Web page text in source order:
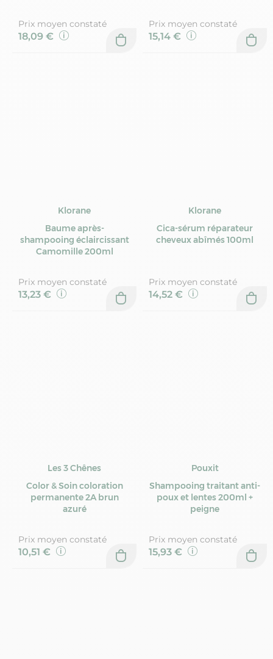
Prix moyen constaté
18,09 €
Prix moyen constaté
15,14 €
Klorane
Baume après-
shampooing éclaircissant
Camomille 200ml
Prix moyen constaté
13,23 €
Klorane
Cica-sérum réparateur
cheveux abîmés 100ml
Prix moyen constaté
14,52 €
Les 3 Chênes
Color & Soin coloration
permanente 2A brun
azuré
Prix moyen constaté
10,51 €
Pouxit
Shampooing traitant anti-
poux et lentes 200ml +
peigne
Prix moyen constaté
15,93 €